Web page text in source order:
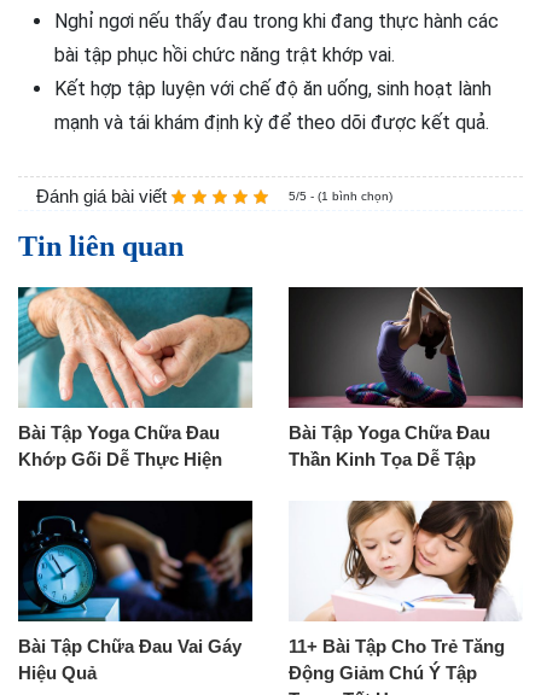
Nghỉ ngơi nếu thấy đau trong khi đang thực hành các
bài tập phục hồi chức năng trật khớp vai.
Kết hợp tập luyện với chế độ ăn uống, sinh hoạt lành
mạnh và tái khám định kỳ để theo dõi được kết quả.
Đánh giá bài viết 5/5 - (1 bình chọn)
Tin liên quan
Bài Tập Yoga Chữa Đau
Khớp Gối Dễ Thực Hiện
Bài Tập Yoga Chữa Đau
Thần Kinh Tọa Dễ Tập
Bài Tập Chữa Đau Vai Gáy
Hiệu Quả
11+ Bài Tập Cho Trẻ Tăng
Động Giảm Chú Ý Tập